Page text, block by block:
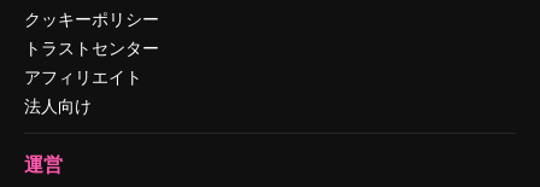
クッキーポリシー
トラストセンター
アフィリエイト
法人向け
運営